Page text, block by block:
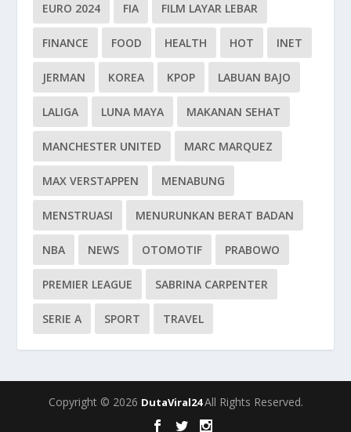
EURO 2024 FIA FILM LAYAR LEBAR
FINANCE FOOD HEALTH HOT INET
JERMAN KOREA KPOP LABUAN BAJO
LALIGA LUNA MAYA MAKANAN SEHAT
MANCHESTER UNITED MARC MARQUEZ
MAX VERSTAPPEN MENABUNG
MENSTRUASI MENURUNKAN BERAT BADAN
NBA NEWS OTOMOTIF PRABOWO
PREMIER LEAGUE SABRINA CARPENTER
SERIE A SPORT TRAVEL
Copyright © 2026 DutaViral24All Rights Reserved.